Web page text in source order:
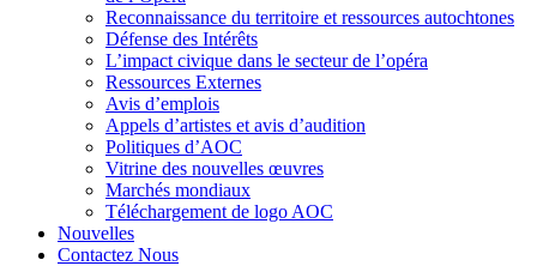
Reconnaissance du territoire et ressources autochtones
Défense des Intérêts
L’impact civique dans le secteur de l’opéra
Ressources Externes
Avis d’emplois
Appels d’artistes et avis d’audition
Politiques d’AOC
Vitrine des nouvelles œuvres
Marchés mondiaux
Téléchargement de logo AOC
Nouvelles
Contactez Nous